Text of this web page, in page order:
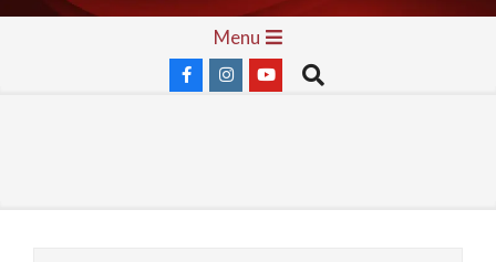
Skip
Menu
Search